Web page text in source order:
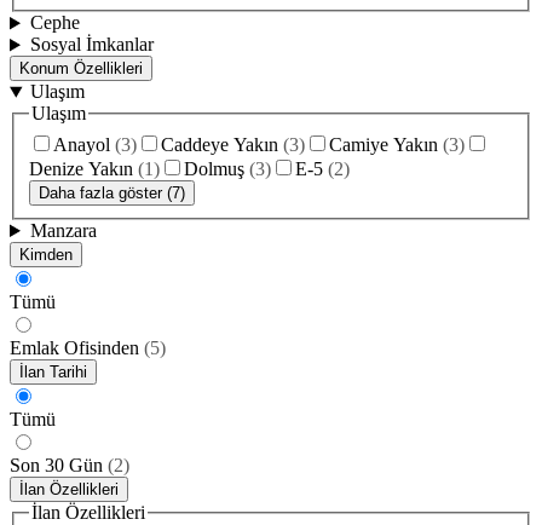
Cephe
Sosyal İmkanlar
Konum Özellikleri
Ulaşım
Ulaşım
Anayol (3) Caddeye Yakın (3) Camiye Yakın (3)
Denize Yakın (1) Dolmuş (3) E-5 (2)
Daha fazla göster (7)
Manzara
Kimden
Tümü
Emlak Ofisinden (5)
İlan Tarihi
Tümü
Son 30 Gün (2)
İlan Özellikleri
İlan Özellikleri